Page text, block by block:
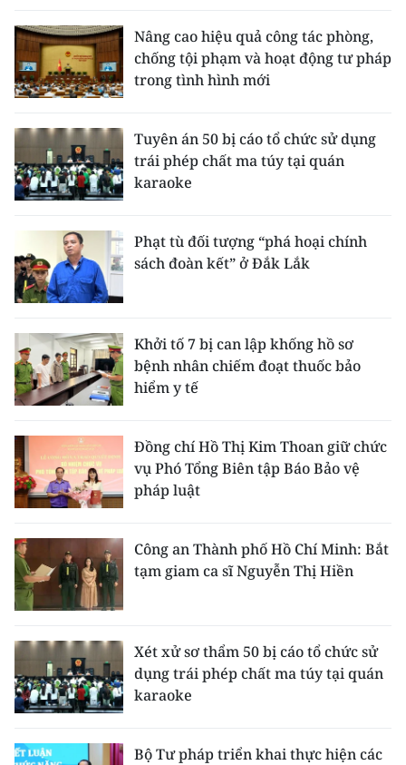
Nâng cao hiệu quả công tác phòng,
chống tội phạm và hoạt động tư pháp
trong tình hình mới
Tuyên án 50 bị cáo tổ chức sử dụng
trái phép chất ma túy tại quán
karaoke
Phạt tù đối tượng “phá hoại chính
sách đoàn kết” ở Đắk Lắk
Khởi tố 7 bị can lập khống hồ sơ
bệnh nhân chiếm đoạt thuốc bảo
hiểm y tế
Đồng chí Hồ Thị Kim Thoan giữ chức
vụ Phó Tổng Biên tập Báo Bảo vệ
pháp luật
Công an Thành phố Hồ Chí Minh: Bắt
tạm giam ca sĩ Nguyễn Thị Hiền
Xét xử sơ thẩm 50 bị cáo tổ chức sử
dụng trái phép chất ma túy tại quán
karaoke
Bộ Tư pháp triển khai thực hiện các